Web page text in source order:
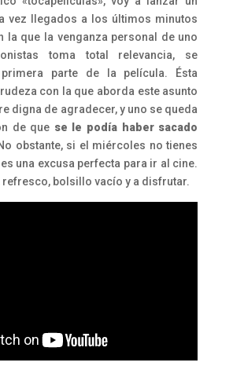
vez llegados a los últimos minutos
la que la venganza personal de uno
toma total relevancia, se
parte de la película. Ésta
con la que aborda este asunto
digna de agradecer, y uno se queda
de que se le podía haber sacado
obstante, si el miércoles no tienes
es una excusa perfecta para ir al cine.
refresco, bolsillo vacío y a disfrutar.